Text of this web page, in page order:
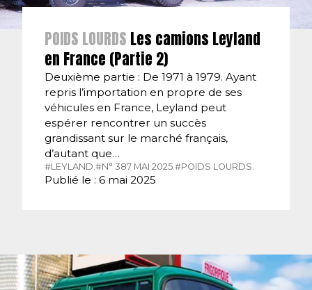
POIDS LOURDS Les camions Leyland
en France (Partie 2)
Deuxième partie : De 1971 à 1979. Ayant
repris l’importation en propre de ses
véhicules en France, Leyland peut
espérer rencontrer un succès
grandissant sur le marché français,
d’autant que…
#LEYLAND. #N° 387 MAI 2025. #POIDS LOURDS.
Publié le : 6 mai 2025